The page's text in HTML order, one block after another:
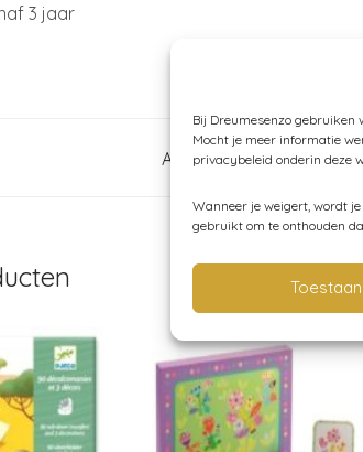
Bij Dreumesenzo gebruiken
Mocht je meer informatie
privacybeleid onderin deze
Wanneer je weigert, wordt
gebruikt om te onthouden
Toestaan
3 jaar
Artikelnummer:DJ09097